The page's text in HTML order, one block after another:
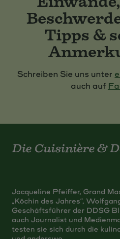
Tipps &
Schreiben Sie uns unter
auch auf
Jacqueline Pfeiffer, Grand
„Köchin des Jahres“,
Geschäftsführer der DDSG
auch Journalist und
testen sie sich durch die